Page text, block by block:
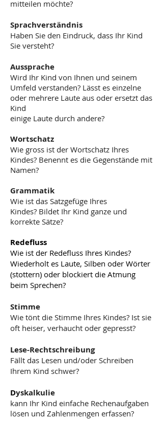
mitteilen möchte?
Sprachverständnis
Haben Sie den Eindruck, dass Ihr Kind
Sie versteht?
Aussprache
Wird Ihr Kind von Ihnen und seinem
Umfeld verstanden? Lässt es einzelne
oder mehrere Laute aus oder ersetzt das
Kind
einige Laute durch andere?
Wortschatz
Wie gross ist der Wortschatz Ihres
Kindes? Benennt es die Gegenstände mit
Namen?
Grammatik
Wie ist das Satzgefüge Ihres
Kindes? Bildet Ihr Kind ganze und
korrekte Sätze?
Redefluss
Wie ist der Redefluss Ihres Kindes?
Wiederholt es Laute, Silben oder Wörter
(stottern) oder blockiert die Atmung
beim Sprechen?
Stimme
Wie tönt die Stimme Ihres Kindes? Ist sie
oft heiser, verhaucht oder gepresst?
Lese-Rechtschreibung
Fällt das Lesen und/oder Schreiben
Ihrem Kind schwer?
Dyskalkulie
kann Ihr Kind einfache Rechenaufgaben
lösen und Zahlenmengen erfassen?